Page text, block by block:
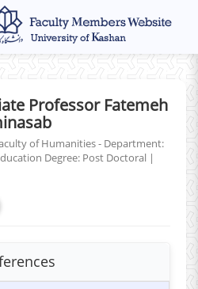
Professor Fatemeh
of Humanities - Department:
Degree: Post Doctoral |